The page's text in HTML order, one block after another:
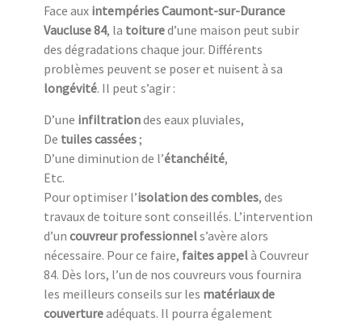
Face aux intempéries Caumont-sur-Durance
Vaucluse 84, la toitured’une maison peut subir
des dégradations chaque jour. Différents
problèmes peuvent se poser et nuisent à sa
longévité. Il peut s’agir :
D’une infiltrationdes eaux pluviales,
De tuiles cassées ;
D’une diminution de l’étanchéité,
Etc.
Pour optimiser l’isolation des combles, des
travaux de toiture sont conseillés. L’intervention
d’un couvreur professionnels’avère alors
nécessaire. Pour ce faire, faites appelà Couvreur
84. Dès lors, l’un de nos couvreurs vous fournira
les meilleurs conseils sur les matériaux de
couvertureadéquats. Il pourra également